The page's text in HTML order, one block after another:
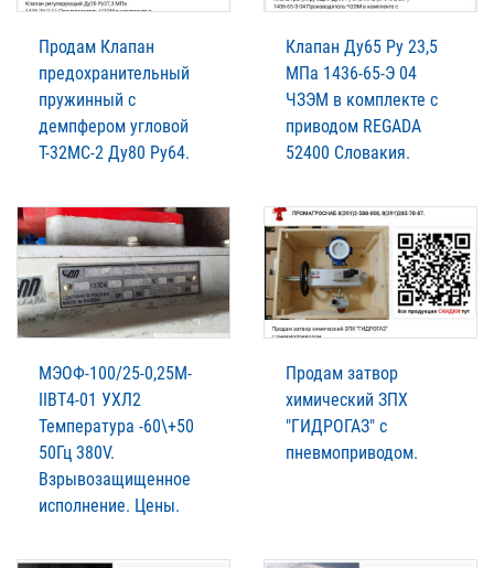
Продам Клапан
предохранительный
пружинный с
демпфером угловой
Т-32МС-2 Ду80 Ру64.
Клапан Ду65 Ру 23,5
МПа 1436-65-Э 04
ЧЗЭМ в комплекте с
приводом REGADA
52400 Словакия.
МЭОФ-100/25-0,25М-
IIВТ4-01 УХЛ2
Температура -60\+50
50Гц 380V.
Взрывозащищенное
исполнение. Цены.
Продам затвор
химический ЗПХ
"ГИДРОГАЗ" с
пневмоприводом.